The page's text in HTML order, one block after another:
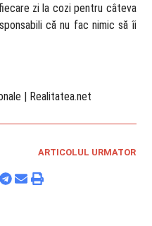
zi la cozi pentru câteva
că nu fac nimic să îi
| Realitatea.net
ARTICOLUL URMATOR